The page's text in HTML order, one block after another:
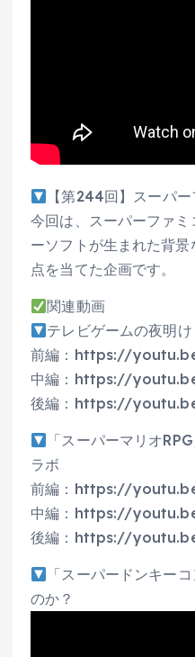
【第244回】スーパ
今回は、スーパーファ
ーソフトが生まれた背
点を当てた企画です。
関連動画
テレビゲームの夜明け
前編：https://
中編：https://
後編：https://
「スーパーマリオ
ラボ
前編：https://
中編：https://
後編：https://
「スーパードンキー
のか？